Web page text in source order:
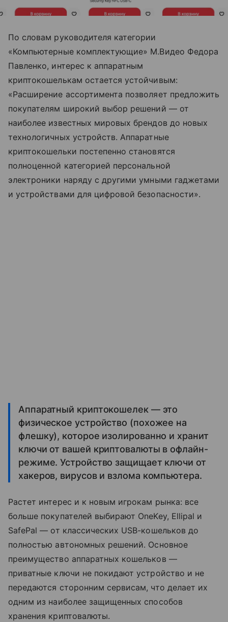
По словам руководителя категории
«Компьютерные комплектующие» М.Видео Федора
Павленко, интерес к аппаратным
криптокошелькам остается устойчивым:
«Расширение ассортимента позволяет предложить
покупателям широкий выбор решений — от
наиболее известных мировых брендов до новых
технологичных устройств. Аппаратные
криптокошельки постепенно становятся
полноценной категорией персональной
электроники наряду с другими умными гаджетами
и устройствами для цифровой безопасности».
Аппаратный криптокошелек — это
физическое устройство (похожее на
флешку), которое изолированно и хранит
ключи от вашей криптовалюты в офлайн-
режиме. Устройство защищает ключи от
хакеров, вирусов и взлома компьютера.
Растет интерес и к новым игрокам рынка: все
больше покупателей выбирают OneKey, Ellipal и
SafePal — от классических USB-кошельков до
полностью автономных решений. Основное
преимущество аппаратных кошельков —
приватные ключи не покидают устройство и не
передаются сторонним сервисам, что делает их
одним из наиболее защищенных способов
хранения криптовалюты.